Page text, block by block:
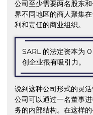
公司至少需要两名股东
界不同地区的商人聚集
利和责任的商业组织。
SARL 的法定资本为
创企业很有吸引力。
说到这种公司形式的灵
公司可以通过一名董事
务的内部结构。在这样